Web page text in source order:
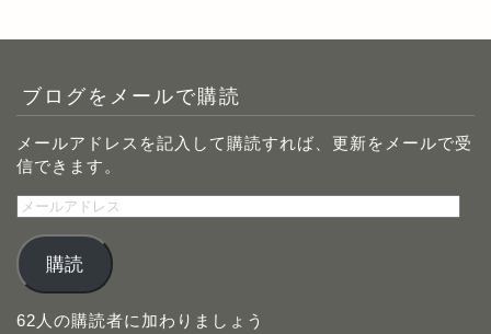
ブログをメールで購読
メールアドレスを記入して購読すれば、更新をメールで受
信できます。
メ
ル
ア
ド
レ
購読
62人の購読者に加わりましょう